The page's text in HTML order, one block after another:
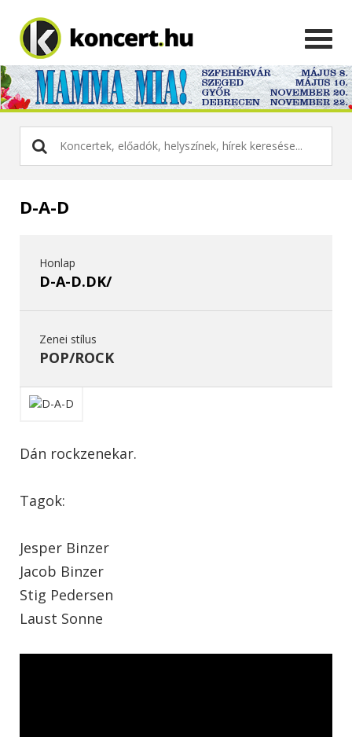
D-A-D
Honlap
D-A-D.DK/
Zenei stílus
POP/ROCK
Dán rockzenekar.
Tagok:
Jesper Binzer
Jacob Binzer
Stig Pedersen
Laust Sonne